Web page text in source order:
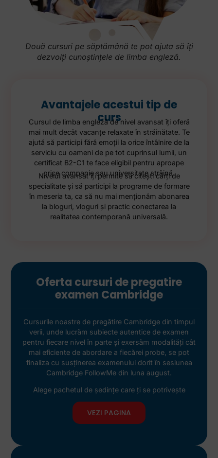
Două cursuri pe săptămână te pot ajuta să îți
dezvolți cunoștințele de limba engleză.
Avantajele acestui tip de
curs
Cursul de limba engleză de nivel avansat îţi oferă
mai mult decât vacanţe relaxate în străinătate. Te
ajută să participi fără emoţii la orice întâlnire de la
serviciu cu oameni de pe tot cuprinsul lumii, un
certificat B2-C1 te face eligibil pentru aproape
orice companie sau universitate străină.
Nivelul avansat îţi permite să citeşti cărţi de
specialitate şi să participi la programe de formare
în meseria ta, ca să nu mai menţionăm abonarea
la bloguri, vloguri şi practic conectarea la
realitatea contemporană universală.
Oferta cursuri de pregatire
examen Cambridge
Cursurile noastre de pregătire Cambridge din timpul
verii, unde lucrăm subiecte autentice de examen
pentru fiecare nivel în parte și exersăm modalități cât
mai eficiente de abordare a fiecărei probe, se pot
finaliza cu susținerea examenului dorit în sesiunea
Cambridge FollowMe din luna august.
Alege pachetul de ședințe care ți se potrivește
VEZI PAGINA